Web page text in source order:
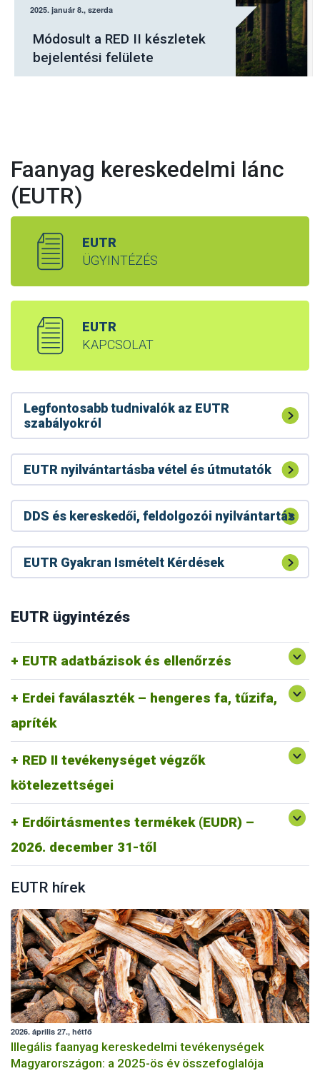
elektronikus felületén kell
jelenteni a fásításban
tervezett fakitermeléseket
Faanyag kereskedelmi lánc
(EUTR)
EUTR
ÜGYINTÉZÉS
EUTR
KAPCSOLAT
Legfontosabb tudnivalók az EUTR
szabályokról
EUTR nyilvántartásba vétel és útmutatók
DDS és kereskedői, feldolgozói nyilvántartás
EUTR Gyakran Ismételt Kérdések
EUTR ügyintézés
EUTR adatbázisok és ellenőrzés
Erdei faválaszték – hengeres fa, tűzifa,
apríték
RED II tevékenységet végzők
kötelezettségei
célú felhasználása
Módosult a RED II készletek bejelentési felülete
RED II GYIK
Gyakran Ismételt kérdések RED II
Erdőirtásmentes termékek (EUDR) –
2026. december 31-től
https://portal.nebih.gov.hu/eudr
EUTR hírek
2026. április 27., hétfő
Illegális faanyag kereskedelmi tevékenységek
Magyarországon: a 2025-ös év összefoglalója